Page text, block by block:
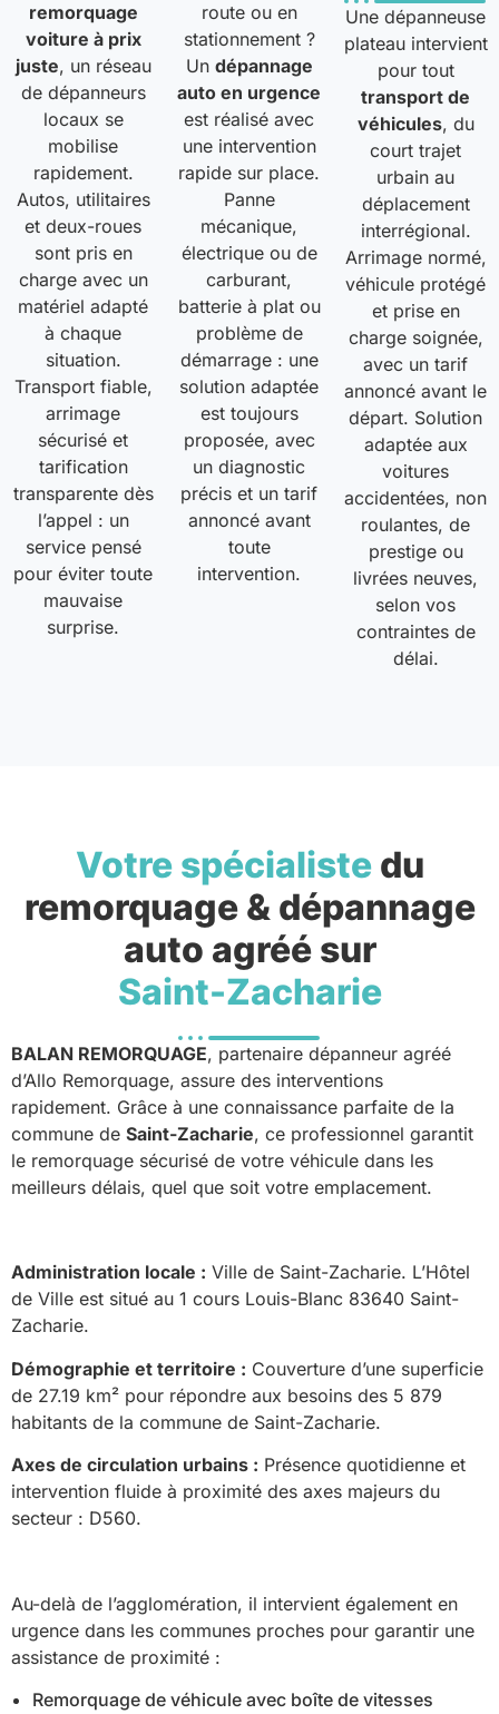
remorquage
voiture à prix
juste, un réseau
de dépanneurs
locaux se
mobilise
rapidement.
Autos, utilitaires
et deux-roues
sont pris en
charge avec un
matériel adapté
à chaque
situation.
Transport fiable,
arrimage
sécurisé et
tarification
transparente dès
l’appel : un
service pensé
pour éviter toute
mauvaise
surprise.
route ou en
stationnement ?
Un dépannage
auto en urgence
est réalisé avec
une intervention
rapide sur place.
Panne
mécanique,
électrique ou de
carburant,
batterie à plat ou
problème de
démarrage : une
solution adaptée
est toujours
proposée, avec
un diagnostic
précis et un tarif
annoncé avant
toute
intervention.
Une dépanneuse
plateau intervient
pour tout
transport de
véhicules, du
court trajet
urbain au
déplacement
interrégional.
Arrimage normé,
véhicule protégé
et prise en
charge soignée,
avec un tarif
annoncé avant le
départ. Solution
adaptée aux
voitures
accidentées, non
roulantes, de
prestige ou
livrées neuves,
selon vos
contraintes de
délai.
Votre spécialistedu
remorquage & dépannage
auto agréé sur
Saint-Zacharie
BALAN REMORQUAGE, partenaire dépanneur agréé
d’Allo Remorquage, assure des interventions
rapidement. Grâce à une connaissance parfaite de la
commune de Saint-Zacharie, ce professionnel garantit
le remorquage sécurisé de votre véhicule dans les
meilleurs délais, quel que soit votre emplacement.
Administration locale : Ville de Saint-Zacharie. L’Hôtel
de Ville est situé au 1 cours Louis-Blanc 83640 Saint-
Zacharie.
Démographie et territoire : Couverture d’une superficie
de 27.19 km² pour répondre aux besoins des 5 879
habitants de la commune de Saint-Zacharie.
Axes de circulation urbains : Présence quotidienne et
intervention fluide à proximité des axes majeurs du
secteur : D560.
Au-delà de l’agglomération, il intervient également en
urgence dans les communes proches pour garantir une
assistance de proximité :
Remorquage de véhicule avec boîte de vitesses